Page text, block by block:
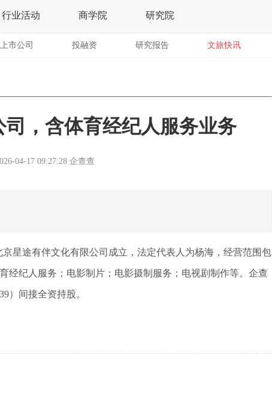
行业活动 商学院 研究院
上市公司 投融资 研究报告 文旅快讯
，含体育经纪人服务业务
04-17 09:27:28 企查查
星途有伴文化有限公司成立，法定代表人为杨海，经营范围包
经纪人服务；电影制片；电影摄制服务；电视剧制作等。企查
）间接全资持股。